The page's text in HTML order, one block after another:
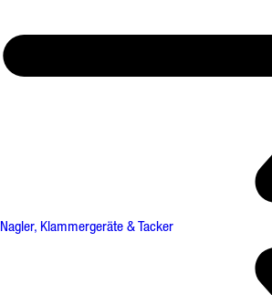
Nagler, Klammergeräte & Tacker